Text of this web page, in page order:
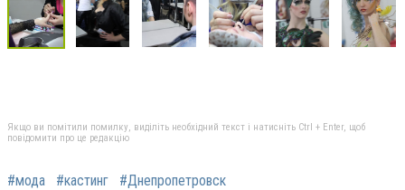
Якщо ви помітили помилку, виділіть необхідний текст і натисніть Ctrl + Enter, щоб
повідомити про це редакцію
#мода #кастинг #Днепропетровск